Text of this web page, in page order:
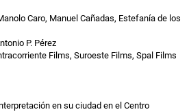
Caro, Manuel Cañadas, Estefanía de los
P. Pérez
Films, Suroeste Films, Spal Films
en su ciudad en el Centro